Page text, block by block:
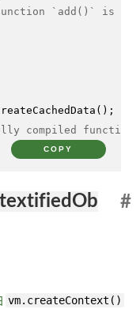
`add()` is
compiled
COPY
#
vm.createContext()